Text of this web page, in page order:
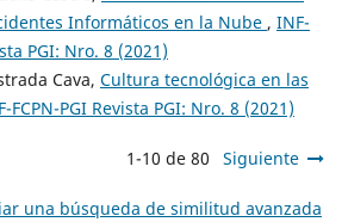
Informáticos en la Nube , INF-
PGI: Nro. 8 (2021)
Cava, Cultura tecnológica en las
FCPN-PGI Revista PGI: Nro. 8 (2021)
1-10 de 80 Siguiente
una búsqueda de similitud avanzada